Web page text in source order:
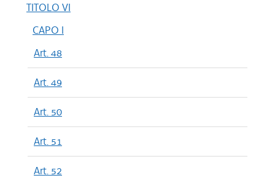
TITOLO VI
CAPO I
Art. 48
Art. 49
Art. 50
Art. 51
Art. 52